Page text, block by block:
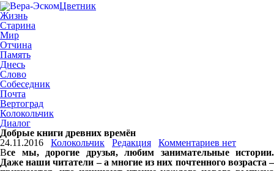
Цветник
Жизнь
Старина
Мир
Отчина
Память
Днесь
Слово
Собеседник
Почта
Вертоград
Колокольчик
Диалог
Добрые книги древних времён
24.11.2016
Колокольчик Редакция
Комментариев нет
Все мы, дорогие друзья, любим занимательные истории.
Даже наши читатели – а многие из них почтенного возраста –